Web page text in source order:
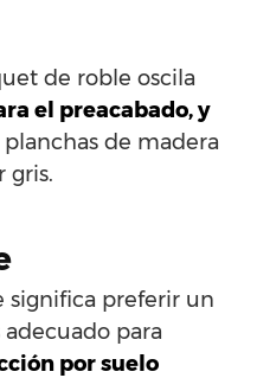
de roble oscila
el preacabado, y
planchas de madera
gris.
significa preferir un
adecuado para
por suelo